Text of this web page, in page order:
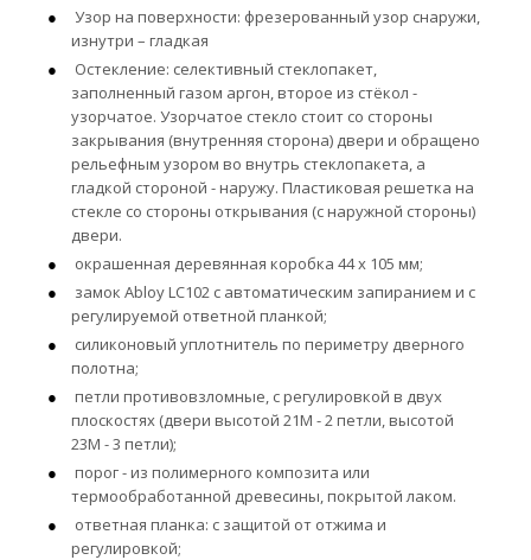
Узор на поверхности: фрезерованный узор снаружи,
изнутри – гладкая
Остекление: селективный стеклопакет,
заполненный газом аргон, второе из стёкол -
узорчатое. Узорчатое стекло стоит со стороны
закрывания (внутренняя сторона) двери и обращено
рельефным узором во внутрь стеклопакета, а
гладкой стороной - наружу. Пластиковая решетка на
стекле со стороны открывания (с наружной стороны)
двери.
окрашенная деревянная коробка 44 х 105 мм;
замок Abloy LC102 с автоматическим запиранием и с
регулируемой ответной планкой;
силиконовый уплотнитель по периметру дверного
полотна;
петли противовзломные, с регулировкой в двух
плоскостях (двери высотой 21М - 2 петли, высотой
23М - 3 петли);
порог - из полимерного композита или
термообработанной древесины, покрытой лаком.
ответная планка: с защитой от отжима и
регулировкой;